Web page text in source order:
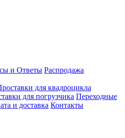
и Ответы Распродажа
для квадроцикла
для погрузчика Переходные
и доставка Контакты